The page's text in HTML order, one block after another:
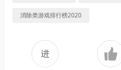
消除类游戏排行榜2020